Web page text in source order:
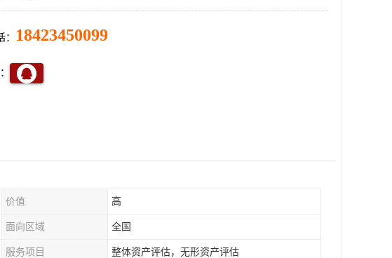
18423450099
价值 高
面向区域 全国
服务项目 整体资产评估，无形资产评估